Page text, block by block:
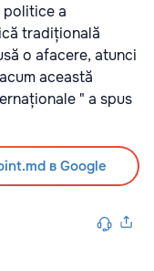
politice a
tradițională
o afacere, atunci
această
" a spus
в Google